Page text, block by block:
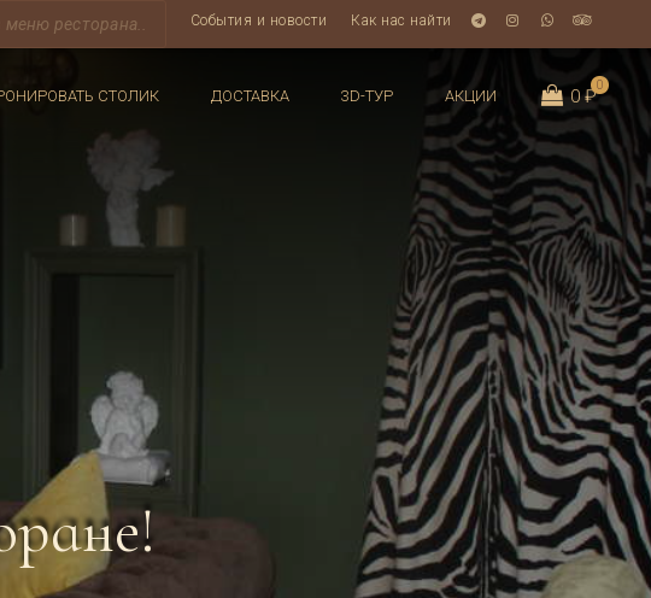
События и новости Как нас найти
0
0 ₽
СТОЛИК ДОСТАВКА 3D-ТУР АКЦИИ